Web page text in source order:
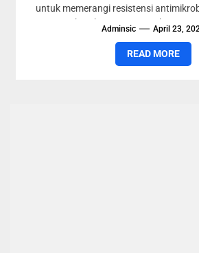
untuk memerangi resistensi
ancaman kesehatan masyarakat yang
Adminsic April 23,
READ MORE